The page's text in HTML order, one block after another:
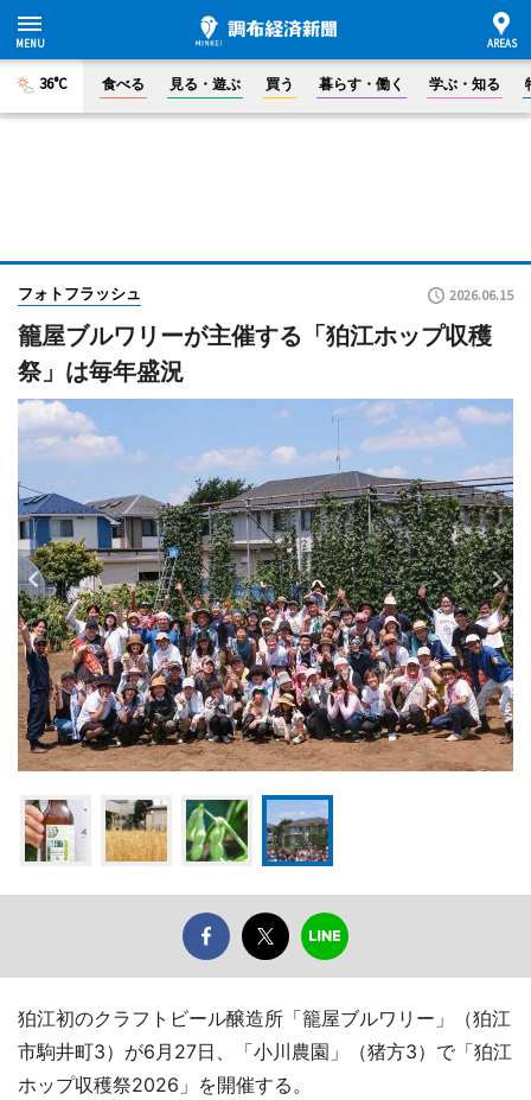
36°C 食べる 見る・遊ぶ 買う 暮らす・働く 学ぶ・知る
フォトフラッシュ 2026.06.15
籠屋ブルワリーが主催する「狛江ホップ収穫
祭」は毎年盛況
狛江初のクラフトビール醸造所「籠屋ブルワリー」（狛江
市駒井町3）が6月27日、「小川農園」（猪方3）で「狛江
ホップ収穫祭2026」を開催する。